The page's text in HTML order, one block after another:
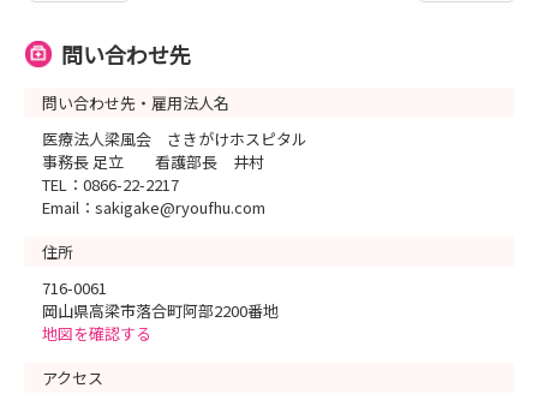
問い合わせ先
問い合わせ先・雇用法人名
医療法人梁風会 さきがけホスピタル
事務長 足立 看護部長 井村
TEL：0866-22-2217
Email：sakigake@ryoufhu.com
住所
716-0061
岡山県高梁市落合町阿部2200番地
地図を確認する
アクセス